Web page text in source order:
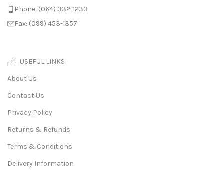
Phone: (064) 332-1233
Fax: (099) 453-1357
USEFUL LINKS
About Us
Contact Us
Privacy Policy
Returns & Refunds
Terms & Conditions
Delivery Information